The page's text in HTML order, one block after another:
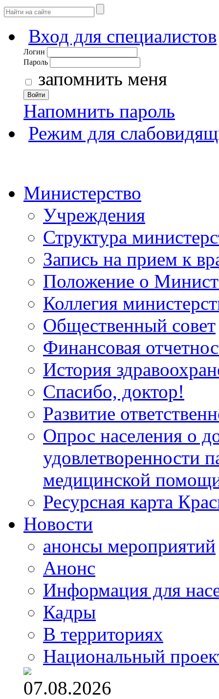
Вход для специалистов
Логин
Пароль
запомнить меня
Войти
Напомнить пароль
Режим для
Министерство
Учреждения
Структура
Запись на прием к
Положение о
Коллегия
Общественный совет
Финансовая
История
Спасибо, доктор!
Развитие
Опрос населения о
удовлетворенности
медицинской
Ресурсная карта
Новости
анонсы мероприятий
Анонс
Информация для
Кадры
В территориях
Национальный
07.08.2026